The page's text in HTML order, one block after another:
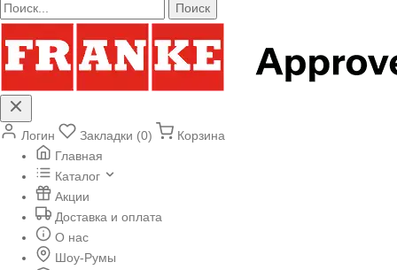
Поиск
Логин Закладки (0)
Корзина
Главная
Каталог
Акции
Доставка и оплата
О нас
Шоу-Румы